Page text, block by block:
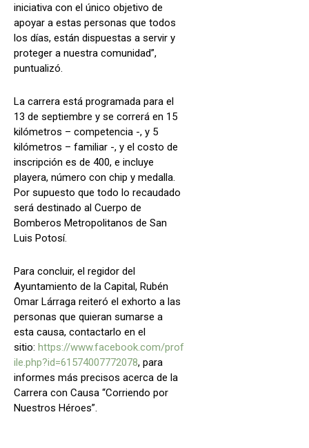
iniciativa con el único objetivo de
apoyar a estas personas que todos
los días, están dispuestas a servir y
proteger a nuestra comunidad”,
puntualizó.
La carrera está programada para el
13 de septiembre y se correrá en 15
kilómetros – competencia -, y 5
kilómetros – familiar -, y el costo de
inscripción es de 400, e incluye
playera, número con chip y medalla.
Por supuesto que todo lo recaudado
será destinado al Cuerpo de
Bomberos Metropolitanos de San
Luis Potosí.
Para concluir, el regidor del
Ayuntamiento de la Capital, Rubén
Omar Lárraga reiteró el exhorto a las
personas que quieran sumarse a
esta causa, contactarlo en el
sitio: https://www.facebook.com/prof
ile.php?id=61574007772078, para
informes más precisos acerca de la
Carrera con Causa “Corriendo por
Nuestros Héroes”.